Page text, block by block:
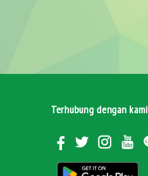
Terhubung dengan kami